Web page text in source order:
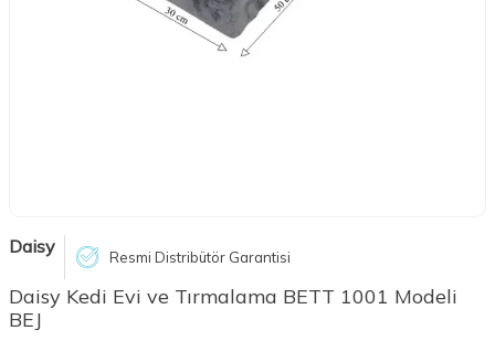
Daisy Resmi Distribütör Garantisi
Daisy Kedi Evi ve Tırmalama BETT 1001 Modeli
BEJ